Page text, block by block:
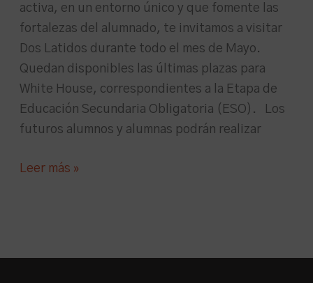
activa, en un entorno único y que fomente las
fortalezas del alumnado, te invitamos a visitar
Dos Latidos durante todo el mes de Mayo.
Quedan disponibles las últimas plazas para
White House, correspondientes a la Etapa de
Educación Secundaria Obligatoria (ESO). Los
futuros alumnos y alumnas podrán realizar
Leer más »